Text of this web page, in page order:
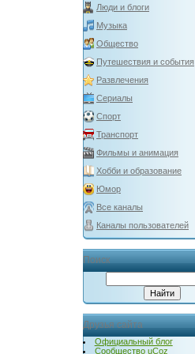
Люди и блоги
Музыка
Общество
Путешествия и события
Развлечения
Сериалы
Спорт
Транспорт
Фильмы и анимация
Хобби и образование
Юмор
Все каналы
Каналы пользователей
Поиск
Друзья сайта
Официальный блог
Сообщество uCoz